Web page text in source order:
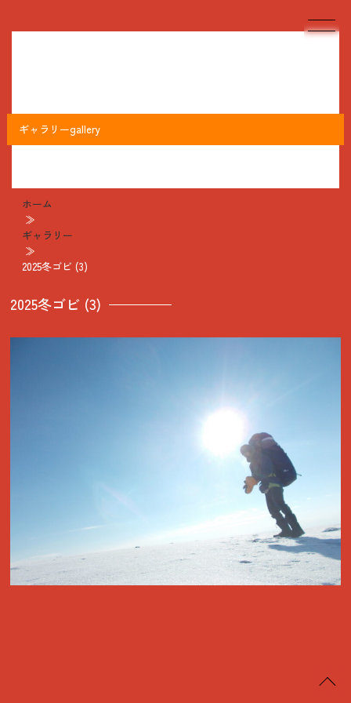
ギャラリーgallery
ホーム
≫
ギャラリー
≫
2025冬ゴビ (3)
2025冬ゴビ (3)